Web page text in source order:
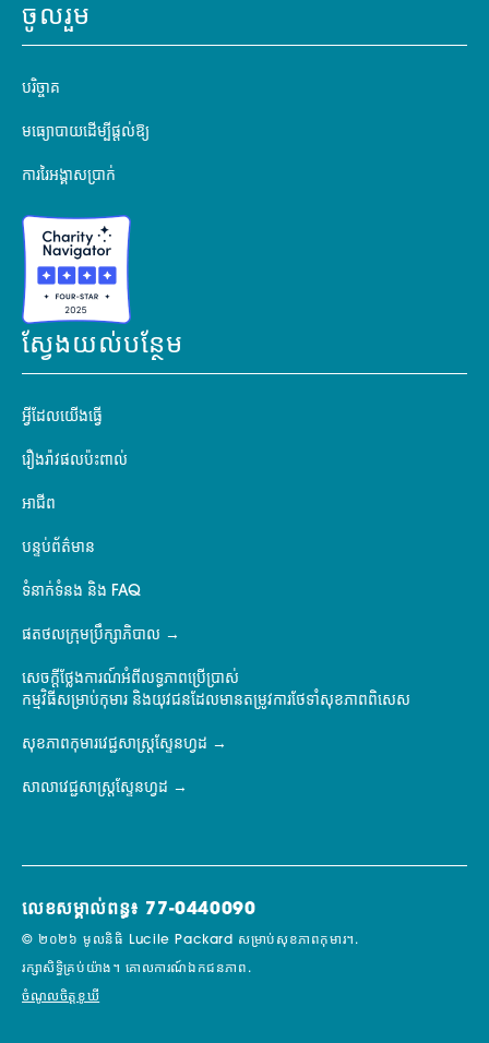
ចូលរួម
បរិច្ចាគ
មធ្យោបាយដើម្បីផ្តល់ឱ្យ
ការរៃអង្គាសប្រាក់
ស្វែងយល់បន្ថែម
អ្វីដែលយើងធ្វើ
រឿងរ៉ាវផលប៉ះពាល់
អាជីព
បន្ទប់ព័ត៌មាន
ទំនាក់ទំនង និង FAQ
ផតថលក្រុមប្រឹក្សាភិបាល
សេចក្តីថ្លែងការណ៍អំពីលទ្ធភាពប្រើប្រាស់
កម្មវិធីសម្រាប់កុមារ និងយុវជនដែលមានតម្រូវការថែទាំសុខភាពពិសេស
សុខភាពកុមារវេជ្ជសាស្ត្រស្ទែនហ្វដ
សាលាវេជ្ជសាស្ត្រស្ទែនហ្វដ
លេខសម្គាល់ពន្ធ៖ 77-0440090
© ២០២៦ មូលនិធិ Lucile Packard សម្រាប់សុខភាពកុមារ។.
រក្សាសិទ្ធិគ្រប់យ៉ាង។ គោលការណ៍ឯកជនភាព.
ចំណូលចិត្តខូឃី